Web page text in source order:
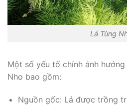
Lá Tùng
Một số yếu tố chính ảnh
Nho bao gồm:
Nguồn gốc: Lá được trồng